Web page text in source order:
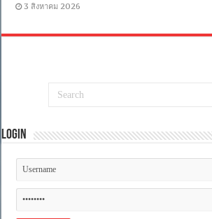
3 สิงหาคม 2026
Login